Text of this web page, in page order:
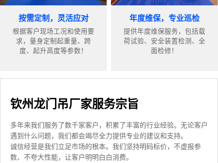
按需定制，灵活应对
根据客户现场工况和使用要
求，量身定制起重量、跨
度、起升高度等参数！
年度维保，专业巡检
提供年度维保服务，包括载
荷试验、安全装置检测、全
面检修！
钦州龙门吊厂家服务宗旨
多年来我们服务了数千家客户，积累了丰富的行业经验。无论客户
遇到什么问题，我们都会竭尽全力提供专业的建议和支持。
诚信经营是我们立足市场的根本。我们坚持明码标价，不虚报参
数、不夸大性能，让客户明明白白消费。